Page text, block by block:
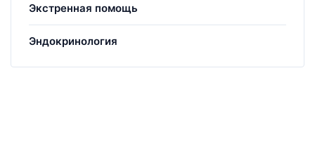
Экстренная помощь
Эндокринология